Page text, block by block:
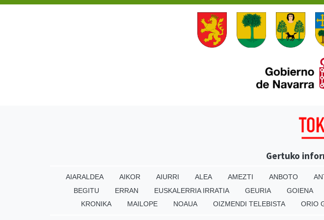
Gertuko
AIARALDEA AIKOR AIURRI ALEA AMEZTI ANBOTO
BEGITU
ERRAN EUSKALERRIA IRRATIA GEURIA GOIENA
KRONIKA
MAILOPE NOAUA OIZMENDI TELEBISTA ORIO